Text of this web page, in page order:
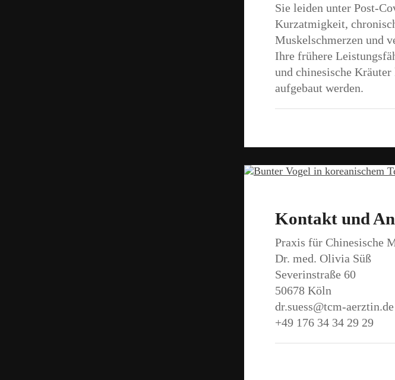
Sie leiden unter Post-
Kurzatmigkeit,
Muskelschmerzen und
Ihre frühere
und chinesische
aufgebaut werden.
Kontakt und
Praxis für Chinesische
Dr. med. Olivia Süß
Severinstraße 60
50678 Köln
dr.suess@tcm-aerztin.de
+49 176 34 34 29 29